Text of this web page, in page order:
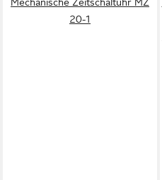
20-1